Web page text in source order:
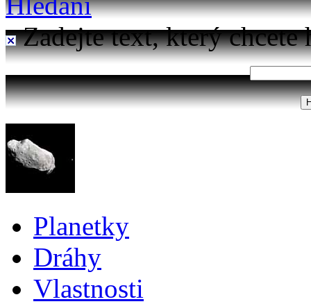
Zadejte text, který chcete
Planetky
Dráhy
Vlastnosti